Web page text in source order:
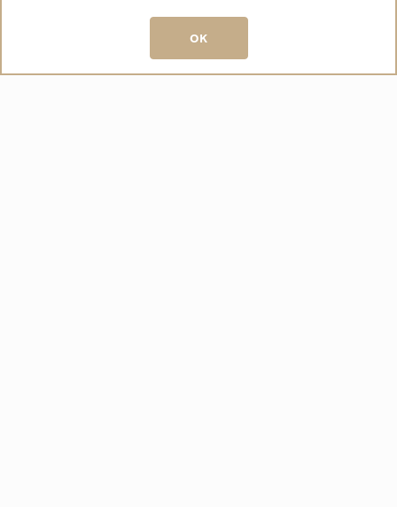
пн-вс 10:00 - 19:00
E-mail:
info@baza-plitki.ru
OK